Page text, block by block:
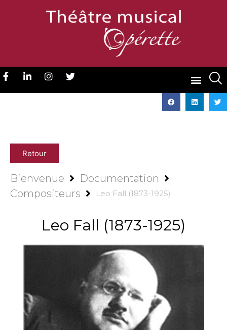
Retour
Bienvenue
Documentation
Compositeurs
Leo Fall (1873-1925)
Leo Fall (1873-1925)